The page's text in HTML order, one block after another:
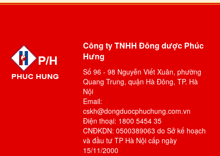
Công ty TNHH Đông dược Phúc
Hưng
Số 96 - 98 Nguyễn Viết Xuân, phường
Quang Trung, quận Hà Đông, TP. Hà
Nội
Email:
cskh@dongduocphuchung.com.vn
Điện thoại: 1800 5454 35
CNĐKDN: 0500389063 do Sở kế hoạch
và đầu tư TP Hà Nội cấp ngày
15/11/2000